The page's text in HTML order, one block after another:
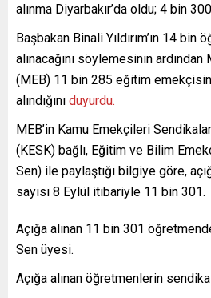
alınma Diyarbakır’da oldu; 4 bin
Başbakan Binali Yıldırım’ın 14 bin
alınacağını söylemesinin ardından
(MEB) 11 bin 285 eğitim
alındığını duyurdu.
MEB’in Kamu Emekçileri
(KESK) bağlı, Eğitim ve Bilim
Sen) ile paylaştığı bilgiye göre,
sayısı 8 Eylül itibariyle 11 bin 301.
Açığa alınan 11 bin 301
Sen üyesi.
Açığa alınan öğretmenlerin